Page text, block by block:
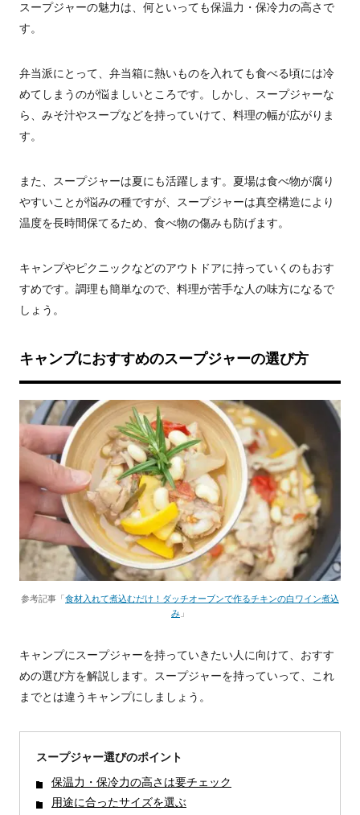
スープジャーの魅力は、何といっても保温力・保冷力の高さで
す。
弁当派にとって、弁当箱に熱いものを入れても食べる頃には冷
めてしまうのが悩ましいところです。しかし、スープジャーな
ら、みそ汁やスープなどを持っていけて、料理の幅が広がりま
す。
また、スープジャーは夏にも活躍します。夏場は食べ物が腐り
やすいことが悩みの種ですが、スープジャーは真空構造により
温度を長時間保てるため、食べ物の傷みも防げます。
キャンプやピクニックなどのアウトドアに持っていくのもおす
すめです。調理も簡単なので、料理が苦手な人の味方になるで
しょう。
キャンプにおすすめのスープジャーの選び方
参考記事「 食材入れて煮込むだけ！ダッチオーブンで作るチキンの白ワイン煮込
み 」
キャンプにスープジャーを持っていきたい人に向けて、おすす
めの選び方を解説します。スープジャーを持っていって、これ
までとは違うキャンプにしましょう。
スープジャー選びのポイント
保温力・保冷力の高さは要チェック
用途に合ったサイズを選ぶ